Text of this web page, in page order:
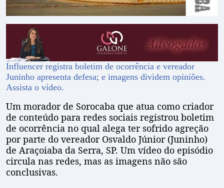
Influencer registra boletim de ocorrência e vereador
Juninho apresenta defesa; e imagens dividem opiniões.
Assista o vídeo.
Um morador de Sorocaba que atua como criador
de conteúdo para redes sociais registrou boletim
de ocorrência no qual alega ter sofrido agreção
por parte do vereador Osvaldo Júnior (Juninho)
de Araçoiaba da Serra, SP. Um vídeo do episódio
circula nas redes, mas as imagens não são
conclusivas.